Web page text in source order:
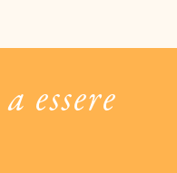
essere